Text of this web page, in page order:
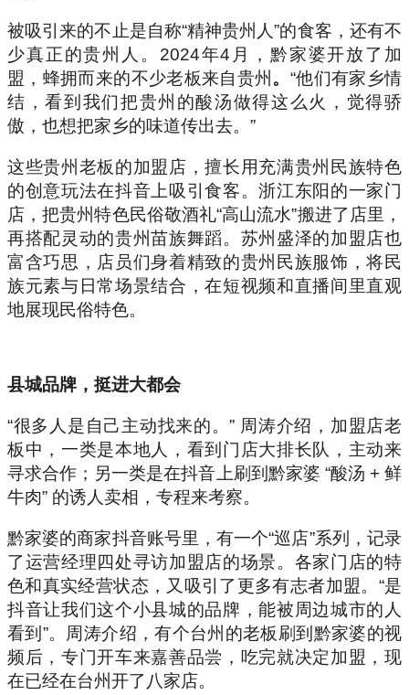
被吸引来的不止是自称“精神贵州人”的食客，还有不
少真正的贵州人。2024年4月，黔家婆开放了加
盟，蜂拥而来的不少老板来自贵州 。 “他们有家乡情
结，看到我们把贵州的酸汤做得这么火，觉得骄
傲，也想把家乡的味道传出去。”
这些贵州老板的加盟店，擅长用充满贵州民族特色
的创意玩法在抖音上吸引食客。浙江东阳的一家门
店，把贵州特色民俗敬酒礼“高山流水”搬进了店里，
再搭配灵动的贵州苗族舞蹈。苏州盛泽的加盟店也
富含巧思，店员们身着精致的贵州民族服饰，将民
族元素与日常场景结合，在短视频和直播间里直观
地展现民俗特色。
县城品牌，挺进大都会
“很多人是自己主动找来的。” 周涛介绍，加盟店老
板中，一类是本地人，看到门店大排长队，主动来
寻求合作；另一类是在抖音上刷到黔家婆 “酸汤 + 鲜
牛肉” 的诱人卖相，专程来考察。
黔家婆的商家抖音账号里，有一个“巡店”系列，记录
了运营经理四处寻访加盟店的场景。各家门店的特
色和真实经营状态，又吸引了更多有志者加盟。“是
抖音让我们这个小县城的品牌，能被周边城市的人
看到”。周涛介绍，有个台州的老板刷到黔家婆的视
频后，专门开车来嘉善品尝，吃完就决定加盟，现
在已经在台州开了八家店。